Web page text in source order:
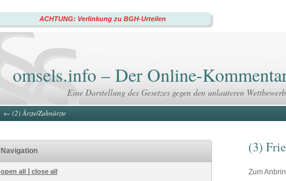
ACHTUNG: Verlinkung zu BGH-Urteilen
omsels.info – Der Online-
Eine Darstellung des Gesetzes gegen den unlauteren
← (2) Ärzte/Zahnärzte
Navigation
open all close all
(3)
Zum